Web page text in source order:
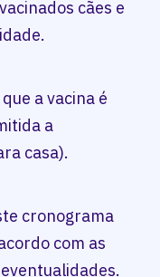
cães e
a vacina é
a
casa).
cronograma
com as